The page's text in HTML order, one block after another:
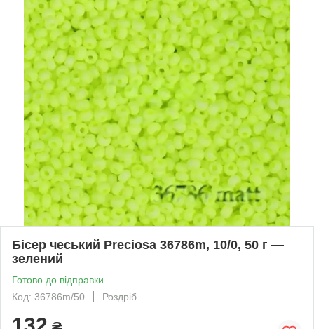
Бісер чеський Preciosa 36786m, 10/0, 50 г —
зелений
Готово до відправки
Код: 36786m/50
Роздріб